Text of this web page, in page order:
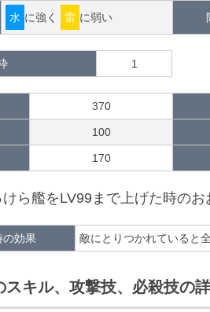
水 に強く 雷 に弱い
1
370
100
170
ら艦をLV99まで上げた時の
の効果 敵にとりつかれていると
スキル、攻撃技、必殺技の